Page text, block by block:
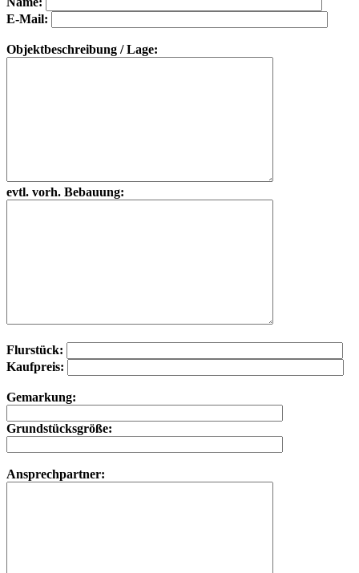
E-Mail:
Objektbeschreibung / Lage:
evtl. vorh. Bebauung:
Flurstück:
Kaufpreis:
Gemarkung:
Grundstücksgröße:
Ansprechpartner: